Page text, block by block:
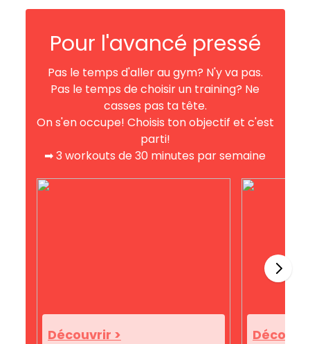
Pour l'avancé pressé
Pas le temps d'aller au gym? N'y va pas.
Pas le temps de choisir un training? Ne
casses pas ta tête.
On s'en occupe! Choisis ton objectif et c'est
parti!
➡︎ 3 workouts de 30 minutes par semaine
Découvrir >